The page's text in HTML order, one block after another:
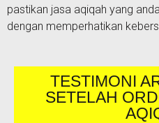
pastikan jasa aqiqah yang
dengan memperhatikan
TESTIMONI
SETELAH